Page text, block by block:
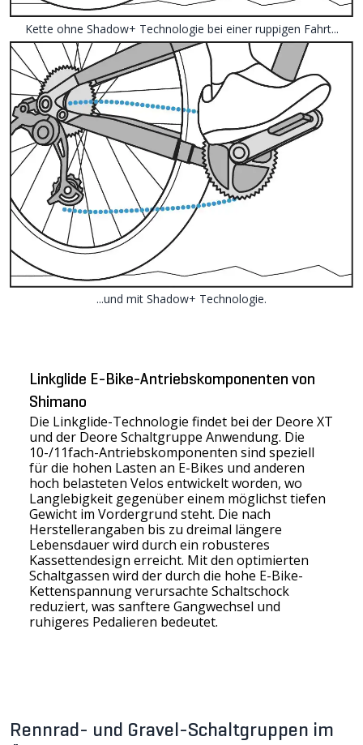
Kette ohne Shadow+ Technologie bei einer ruppigen Fahrt...
...und mit Shadow+ Technologie.
Linkglide E-Bike-Antriebskomponenten von
Shimano
Die Linkglide-Technologie findet bei der Deore XT
und der Deore Schaltgruppe Anwendung. Die
10-/11fach-Antriebskomponenten sind speziell
für die hohen Lasten an E-Bikes und anderen
hoch belasteten Velos entwickelt worden, wo
Langlebigkeit gegenüber einem möglichst tiefen
Gewicht im Vordergrund steht. Die nach
Herstellerangaben bis zu dreimal längere
Lebensdauer wird durch ein robusteres
Kassettendesign erreicht. Mit den optimierten
Schaltgassen wird der durch die hohe E-Bike-
Kettenspannung verursachte Schaltschock
reduziert, was sanftere Gangwechsel und
ruhigeres Pedalieren bedeutet.
Rennrad- und Gravel-Schaltgruppen im